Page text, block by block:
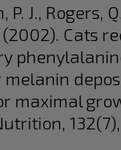
P. J., Rogers,
(2002). Cats
maximal